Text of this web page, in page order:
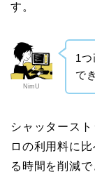
す。
NimU
1
で
シャッタース
ロの利用料に
る時間を削減